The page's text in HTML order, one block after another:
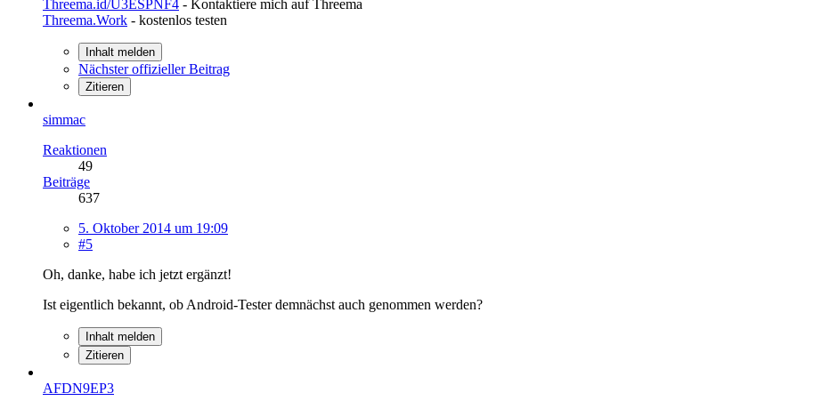
Threema.id/U3ESPNF4 - Kontaktiere mich auf Threema
Threema.Work - kostenlos testen
Inhalt melden
Nächster offizieller Beitrag
Zitieren
simmac
Reaktionen
49
Beiträge
637
5. Oktober 2014 um 19:09
#5
Oh, danke, habe ich jetzt ergänzt!
Ist eigentlich bekannt, ob Android-Tester demnächst auch genommen werden?
Inhalt melden
Zitieren
AFDN9EP3